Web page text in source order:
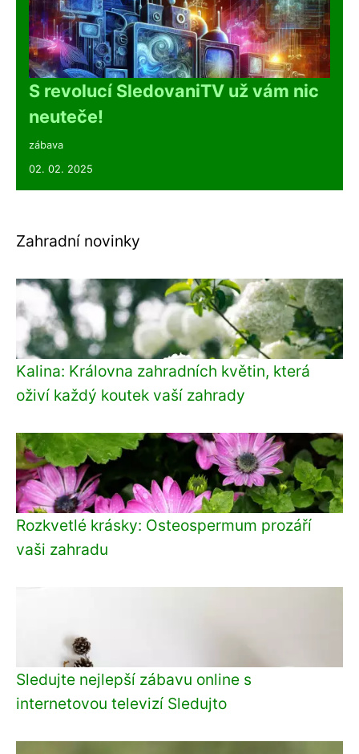
S revolucí SledovaniTV už vám nic
neuteče!
zábava
02. 02. 2025
Zahradní novinky
Kalina: Královna zahradních květin, která
oživí každý koutek vaší zahrady
Rozkvetlé krásky: Osteospermum prozáří
vaši zahradu
Sledujte nejlepší zábavu online s
internetovou televizí Sledujto